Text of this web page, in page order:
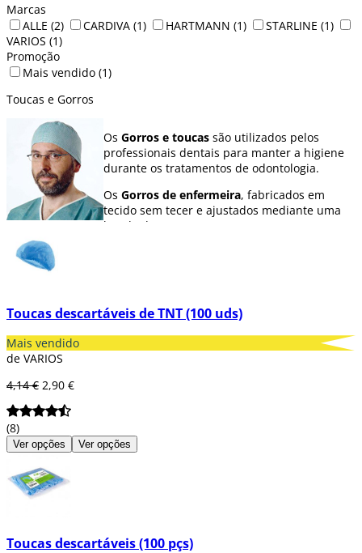
Marcas
ALLE (2) CARDIVA (1) HARTMANN (1) STARLINE (1)
VARIOS (1)
Promoção
Mais vendido (1)
Toucas e Gorros
Os Gorros e toucas são utilizados pelos
professionais dentais para manter a higiene
durante os tratamentos de odontologia.
Os Gorros de enfermeira, fabricados em
tecido sem tecer e ajustados mediante uma
banda de goma.
Toucas descartáveis de TNT (100 uds)
Mais vendido
de VARIOS
4,14 € 2,90 €
(8)
Ver opções Ver opções
Toucas descartáveis (100 pçs)